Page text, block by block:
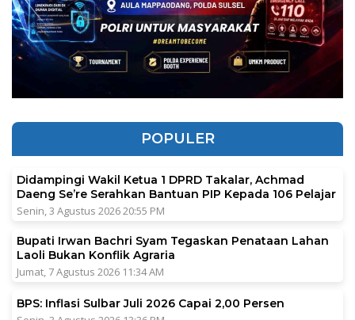
POPULER
Didampingi Wakil Ketua 1 DPRD Takalar, Achmad
Daeng Se’re Serahkan Bantuan PIP Kepada 106 Pelajar
Senin, 3 Agustus 2026 20:55 PM
Bupati Irwan Bachri Syam Tegaskan Penataan Lahan
Laoli Bukan Konflik Agraria
Jumat, 7 Agustus 2026 11:34 AM
BPS: Inflasi Sulbar Juli 2026 Capai 2,00 Persen